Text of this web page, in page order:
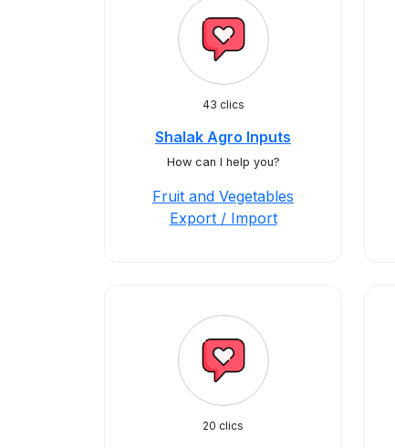
43 clics
Shalak Agro Inputs
How can I help you?
Fruit and Vegetables
Export / Import
20 clics